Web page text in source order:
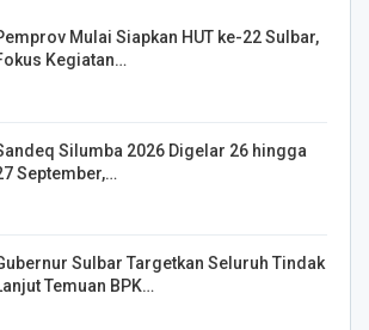
Mulai Siapkan HUT ke-22 Sulbar,
Kegiatan…
Silumba 2026 Digelar 26 hingga
September,…
Sulbar Targetkan Seluruh Tindak
Temuan BPK…